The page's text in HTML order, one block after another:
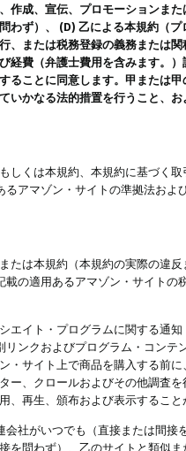
作成、宣伝、プロモーションま
わず）、 (D) 乙による本規約（
、または税務登録の義務または
経費（弁護士費用を含みます。
ることに同意します。甲または
いかなる法的措置を行うこと、
しくは本規約、本規約に基づく
るアマゾン・サイトの準拠法およ
たは本規約（本規約の実際の違
載の適用あるアマゾン・サイトの
エイト・プログラムに関する通
リンクおよびプログラム・コン
・サイト上で商品を購入する前
ー、クロールおよびその他調査
、再生、頒布および表示するこ
会社がいつでも（直接または間
を問わず）、乙のサイトと類似